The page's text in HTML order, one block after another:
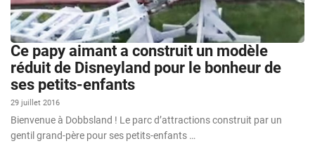
Ce papy aimant a construit un modèle
réduit de Disneyland pour le bonheur de
ses petits-enfants
29 juillet 2016
Bienvenue à Dobbsland ! Le parc d’attractions construit par un
gentil grand-père pour ses petits-enfants …